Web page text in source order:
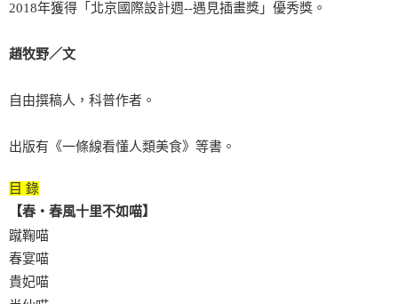
2018年獲得「北京國際設計週--遇見插畫獎」優秀獎。
趙牧野／文
自由撰稿人，科普作者。
出版有《一條線看懂人類美食》等書。
目 錄
【春‧春風十里不如喵】
蹴鞠喵
春宴喵
貴妃喵